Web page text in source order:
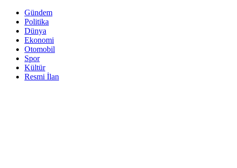
Gündem
Politika
Dünya
Ekonomi
Otomobil
Spor
Kültür
Resmi İlan